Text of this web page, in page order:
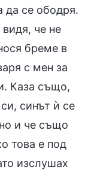
да се ободря.
че не
бреме в
с мен за
Каза също,
синът ѝ се
и че също
това е под
изслушах